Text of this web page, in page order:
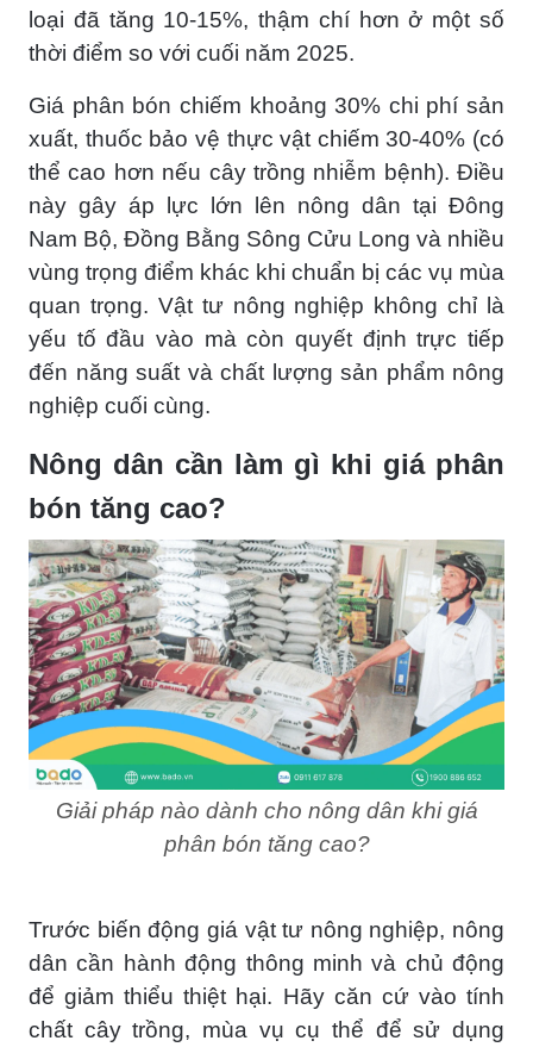
loại đã tăng 10-15%, thậm chí hơn ở một số
thời điểm so với cuối năm 2025.
Giá phân bón chiếm khoảng 30% chi phí sản
xuất, thuốc bảo vệ thực vật chiếm 30-40% (có
thể cao hơn nếu cây trồng nhiễm bệnh). Điều
này gây áp lực lớn lên nông dân tại Đông
Nam Bộ, Đồng Bằng Sông Cửu Long và nhiều
vùng trọng điểm khác khi chuẩn bị các vụ mùa
quan trọng. Vật tư nông nghiệp không chỉ là
yếu tố đầu vào mà còn quyết định trực tiếp
đến năng suất và chất lượng sản phẩm nông
nghiệp cuối cùng.
Nông dân cần làm gì khi giá phân
bón tăng cao?
Giải pháp nào dành cho nông dân khi giá
phân bón tăng cao?
Trước biến động giá vật tư nông nghiệp, nông
dân cần hành động thông minh và chủ động
để giảm thiểu thiệt hại. Hãy căn cứ vào tính
chất cây trồng, mùa vụ cụ thể để sử dụng